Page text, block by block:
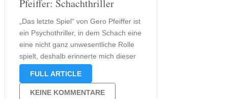
Pfeiffer: Schachthriller
„Das letzte Spiel“ von Gero Pfeiffer ist
ein Psychothriller, in dem Schach eine
eine nicht ganz unwesentliche Rolle
spielt, deshalb erinnerte mich dieser
Thriller zunächst auch ein wenig an
Philipp Wendelstein, der Protagonist
FULL ARTICLE
KEINE KOMMENTARE